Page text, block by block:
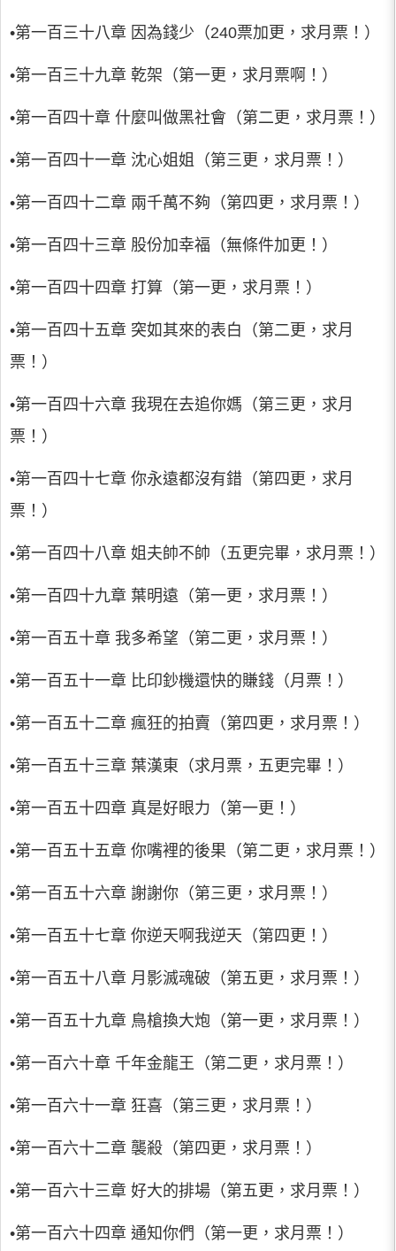
•第一百三十八章 因為錢少（240票加更，求月票！）
•第一百三十九章 乾架（第一更，求月票啊！）
•第一百四十章 什麼叫做黑社會（第二更，求月票！）
•第一百四十一章 沈心姐姐（第三更，求月票！）
•第一百四十二章 兩千萬不夠（第四更，求月票！）
•第一百四十三章 股份加幸福（無條件加更！）
•第一百四十四章 打算（第一更，求月票！）
•第一百四十五章 突如其來的表白（第二更，求月
票！）
•第一百四十六章 我現在去追你媽（第三更，求月
票！）
•第一百四十七章 你永遠都沒有錯（第四更，求月
票！）
•第一百四十八章 姐夫帥不帥（五更完畢，求月票！）
•第一百四十九章 葉明遠（第一更，求月票！）
•第一百五十章 我多希望（第二更，求月票！）
•第一百五十一章 比印鈔機還快的賺錢（月票！）
•第一百五十二章 瘋狂的拍賣（第四更，求月票！）
•第一百五十三章 葉漢東（求月票，五更完畢！）
•第一百五十四章 真是好眼力（第一更！）
•第一百五十五章 你嘴裡的後果（第二更，求月票！）
•第一百五十六章 謝謝你（第三更，求月票！）
•第一百五十七章 你逆天啊我逆天（第四更！）
•第一百五十八章 月影滅魂破（第五更，求月票！）
•第一百五十九章 鳥槍換大炮（第一更，求月票！）
•第一百六十章 千年金龍王（第二更，求月票！）
•第一百六十一章 狂喜（第三更，求月票！）
•第一百六十二章 襲殺（第四更，求月票！）
•第一百六十三章 好大的排場（第五更，求月票！）
•第一百六十四章 通知你們（第一更，求月票！）